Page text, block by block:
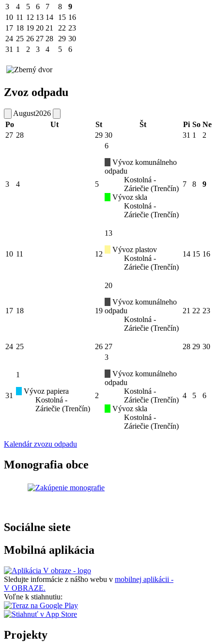
3 4 5 6 7 8
9
10 11 12 13 14 15 16
17 18 19 20 21 22 23
24 25 26 27 28 29 30
31 1 2 3 4 5 6
Zvoz odpadu
August2026
Po
Ut St Št Pi So Ne
27 28 29 30 31 1 2
3 4 5
6
Vývoz komunálneho
odpadu
Kostolná -
Záriečie (Trenčín)
Vývoz skla
Kostolná -
Záriečie (Trenčín)
7 8 9
10 11 12
13
Vývoz plastov
Kostolná -
Záriečie (Trenčín)
14 15 16
17 18 19
20
Vývoz komunálneho
odpadu
Kostolná -
Záriečie (Trenčín)
21 22 23
24 25 26 27 28 29 30
31
1
Vývoz papiera
Kostolná -
Záriečie (Trenčín)
2
3
Vývoz komunálneho
odpadu
Kostolná -
Záriečie (Trenčín)
Vývoz skla
Kostolná -
Záriečie (Trenčín)
4 5 6
Kalendár zvozu odpadu
Monografia obce
Sociálne siete
Mobilná aplikácia
Sledujte informácie z nášho webu v mobilnej aplikácii -
V OBRAZE.
Voľne k stiahnutiu:
Projekty